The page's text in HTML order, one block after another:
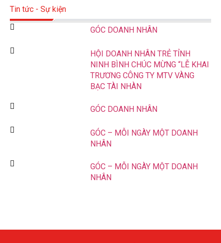
Tin tức - Sự kiện
GÓC DOANH NHÂN
HỘI DOANH NHÂN TRẺ TỈNH
NINH BÌNH CHÚC MỪNG “LỄ KHAI
TRƯƠNG CÔNG TY MTV VÀNG
BẠC TÀI NHÀN
GÓC DOANH NHÂN
GÓC – MỖI NGÀY MỘT DOANH
NHÂN
GÓC – MỖI NGÀY MỘT DOANH
NHÂN